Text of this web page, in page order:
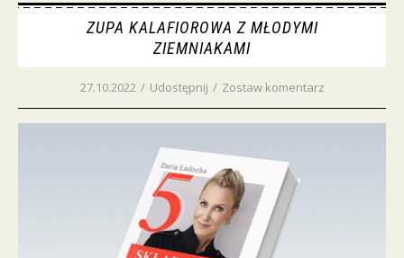
ZUPA KALAFIOROWA Z MŁODYMI
ZIEMNIAKAMI
27.10.2022 / Udostępnij / Zostaw komentarz